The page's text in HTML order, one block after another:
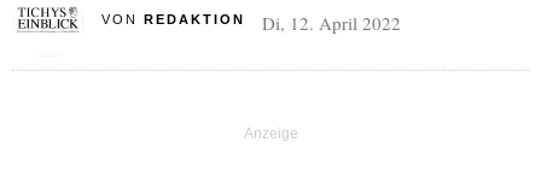
VON REDAKTION Di, 12. April 2022